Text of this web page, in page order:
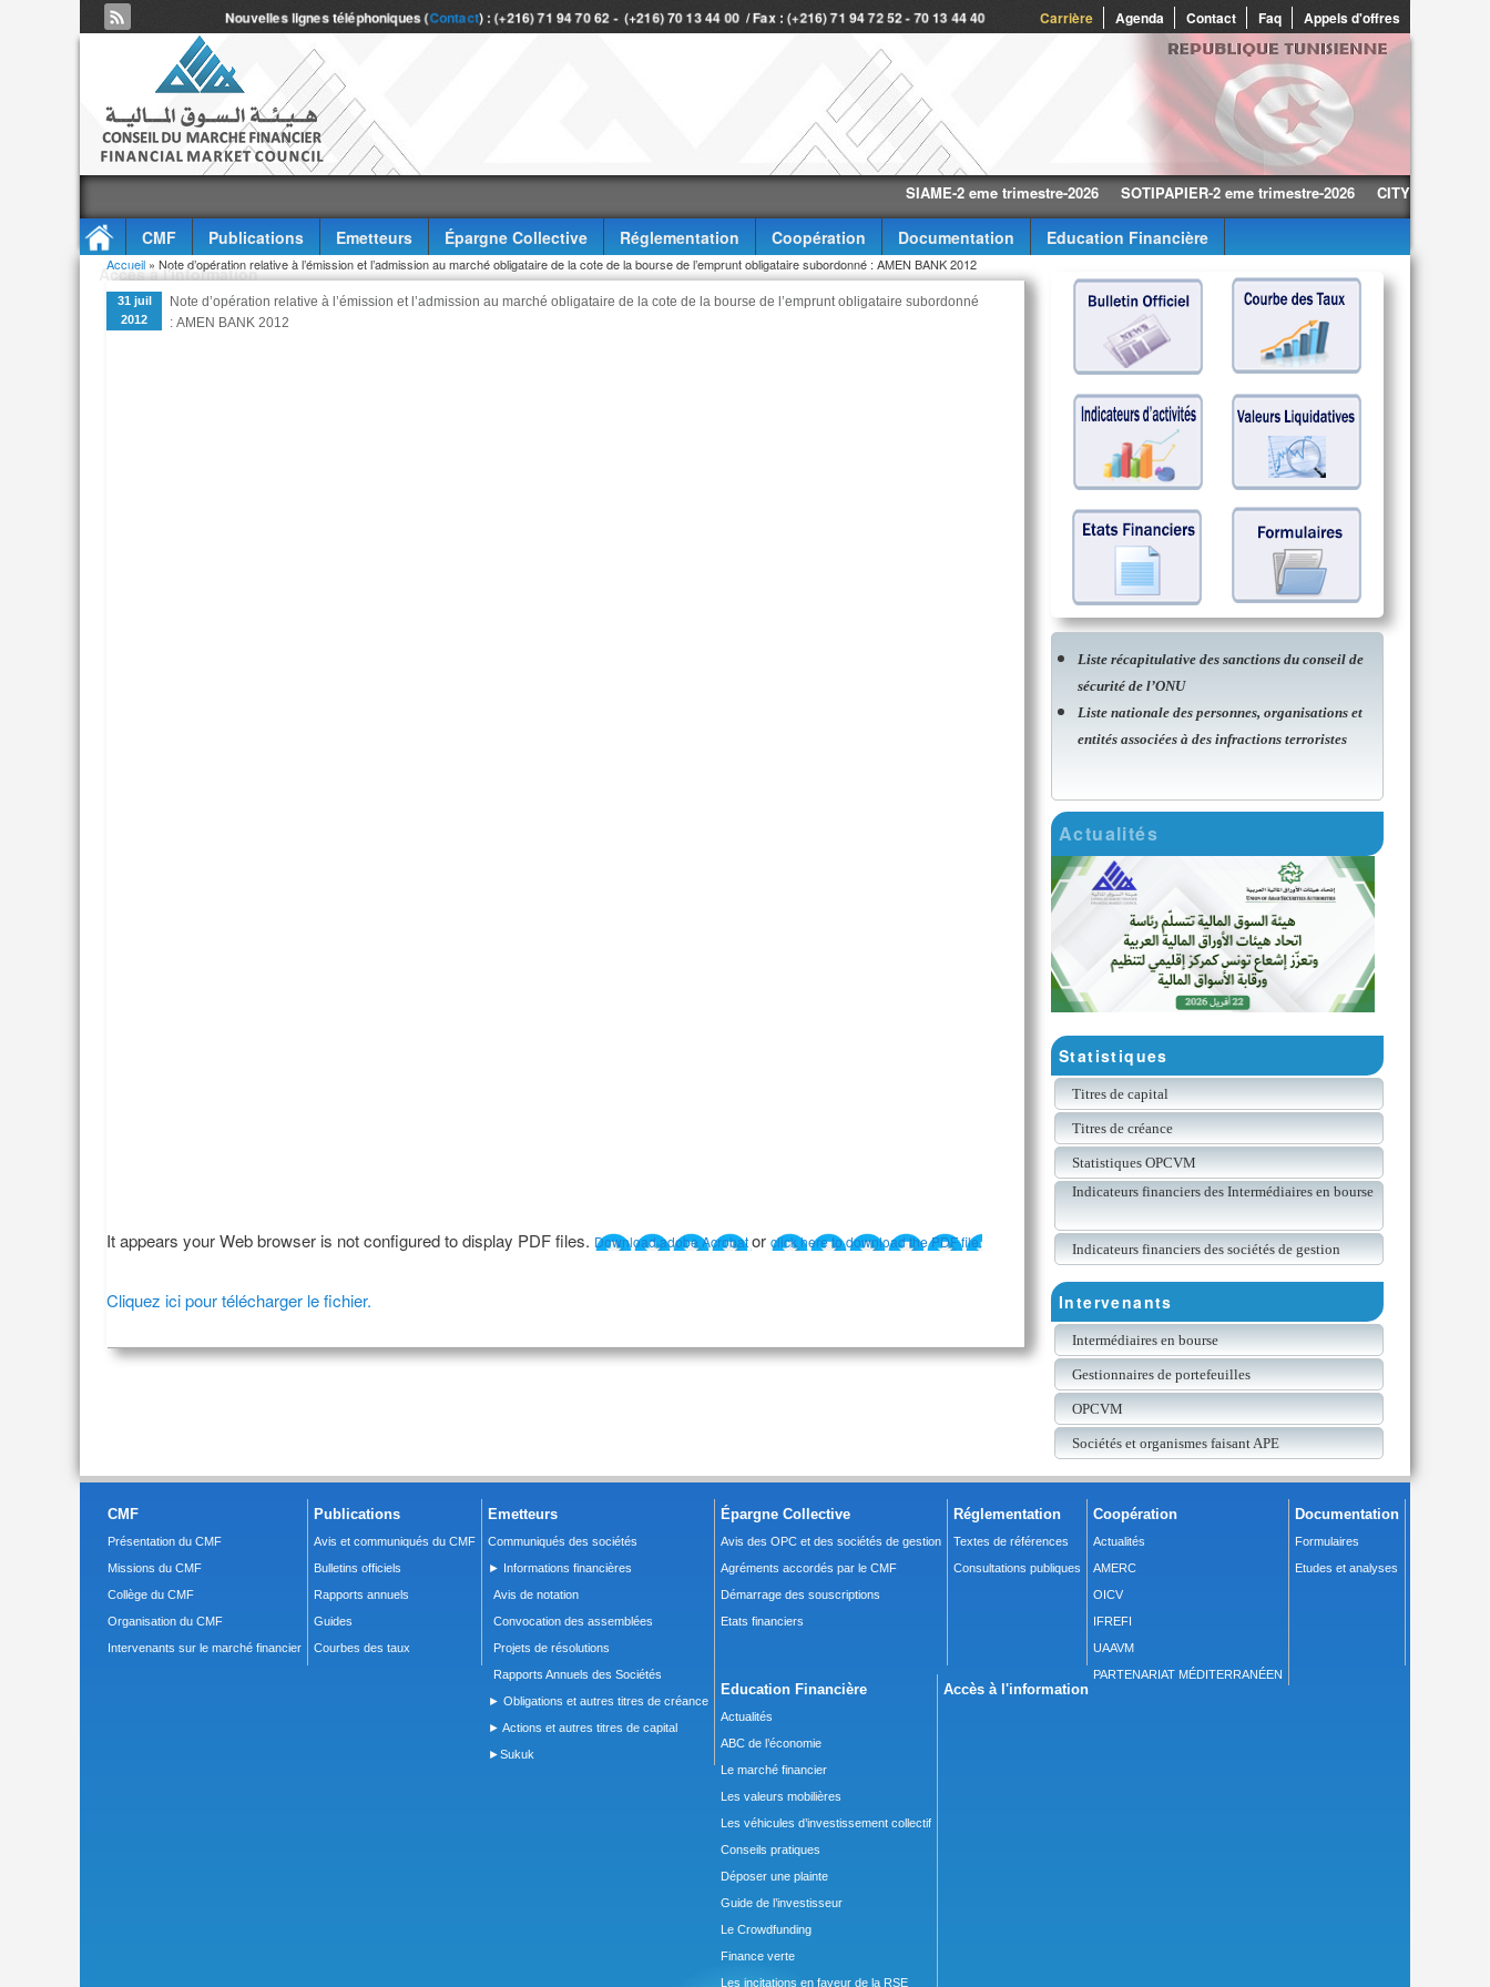
Carrière Agenda Contact Faq Appels d'offres
Nouvelles lignes téléphoniques (Contact) : (+216) 71 94 70 62 - (+216) 70 13 44 00 / Fax : (+216) 71 94 72 52 - 70 13 44 40
SIAME-2 eme trimestre-2026 SOTIPAPIER-2 eme trimestre-2026 CITY CARS-2 eme
CMF Publications Emetteurs Épargne Collective Réglementation Coopération Documentation
Education Financière
Accès à l'information
Vous êtes ici
Accueil » Note d’opération relative à l’émission et l’admission au marché obligataire de la cote de la bourse de l’emprunt obligataire subordonné : AMEN BANK 2012
31 juil
2012
Note d’opération relative à l’émission et l’admission au marché obligataire de la cote de la bourse de l’emprunt obligataire subordonné
: AMEN BANK 2012
It appears your Web browser is not configured to display PDF files. Download adobe Acrobator click here to download the PDF file.
Cliquez ici pour télécharger le fichier.
Liste récapitulative des sanctions du conseil de
sécurité de l’ONU
Liste nationale des personnes, organisations et
entités associées à des infractions terroristes
Actualités
Statistiques
Titres de capital
Titres de créance
Statistiques OPCVM
Indicateurs financiers des Intermédiaires en bourse
Indicateurs financiers des sociétés de gestion
Intervenants
Intermédiaires en bourse
Gestionnaires de portefeuilles
OPCVM
Sociétés et organismes faisant APE
CMF
Présentation du CMF
Missions du CMF
Collège du CMF
Organisation du CMF
Intervenants sur le marché financier
Publications
Avis et communiqués du CMF
Bulletins officiels
Rapports annuels
Guides
Courbes des taux
Emetteurs
Communiqués des sociétés
► Informations financières
Avis de notation
Convocation des assemblées
Projets de résolutions
Rapports Annuels des Sociétés
► Obligations et autres titres de créance
► Actions et autres titres de capital
►Sukuk
Épargne Collective
Avis des OPC et des sociétés de gestion
Agréments accordés par le CMF
Démarrage des souscriptions
Etats financiers
Réglementation
Textes de références
Consultations publiques
Coopération
Actualités
AMERC
OICV
IFREFI
UAAVM
PARTENARIAT MÉDITERRANÉEN
Documentation
Formulaires
Etudes et analyses
Education Financière
Actualités
ABC de l’économie
Le marché financier
Les valeurs mobilières
Les véhicules d’investissement collectif
Conseils pratiques
Déposer une plainte
Guide de l’investisseur
Le Crowdfunding
Finance verte
Les incitations en faveur de la RSE
Accès à l'information